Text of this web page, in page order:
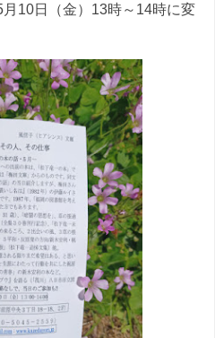
10日（金）13時～14時に変